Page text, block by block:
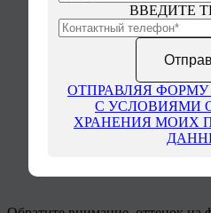
ВВЕДИТЕ
ОТПРАВЛЯЯ
С УСЛОВИЯМИ
ХРАНЕНИЯ МОИХ